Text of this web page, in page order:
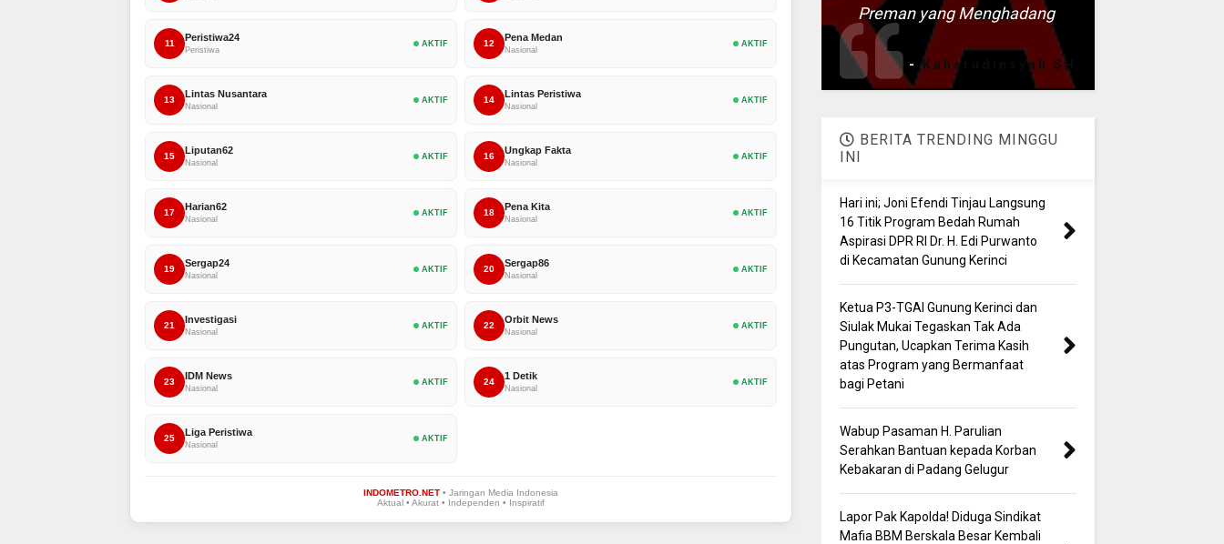
11
Peristiwa24
Peristiwa
AKTIF 12
Pena Medan
Nasional
AKTIF
13
Lintas Nusantara
Nasional
AKTIF 14
Lintas Peristiwa
Nasional
AKTIF
15
Liputan62
Nasional
AKTIF 16
Ungkap Fakta
Nasional
AKTIF
17
Harian62
Nasional
AKTIF 18
Pena Kita
Nasional
AKTIF
19
Sergap24
Nasional
AKTIF 20
Sergap86
Nasional
AKTIF
21
Investigasi
Nasional
AKTIF 22
Orbit News
Nasional
AKTIF
23
IDM News
Nasional
AKTIF 24
1 Detik
Nasional
AKTIF
25
Liga Peristiwa
Nasional
AKTIF
INDOMETRO.NET • Jaringan Media Indonesia
Aktual • Akurat • Independen • Inspiratif
Preman yang Menghadang
-Kaharudinsyah SH
BERITA TRENDING MINGGU
INI
Hari ini; Joni Efendi Tinjau Langsung
16 Titik Program Bedah Rumah
Aspirasi DPR RI Dr. H. Edi Purwanto
di Kecamatan Gunung Kerinci
Ketua P3-TGAI Gunung Kerinci dan
Siulak Mukai Tegaskan Tak Ada
Pungutan, Ucapkan Terima Kasih
atas Program yang Bermanfaat
bagi Petani
Wabup Pasaman H. Parulian
Serahkan Bantuan kepada Korban
Kebakaran di Padang Gelugur
Lapor Pak Kapolda! Diduga Sindikat
Mafia BBM Berskala Besar Kembali